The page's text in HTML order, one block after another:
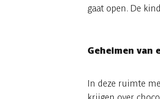
gaat open. De
Geheimen van
In deze ruimte